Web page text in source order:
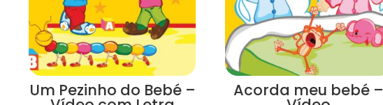
Um Pezinho do Bebé – Acorda meu bebé –